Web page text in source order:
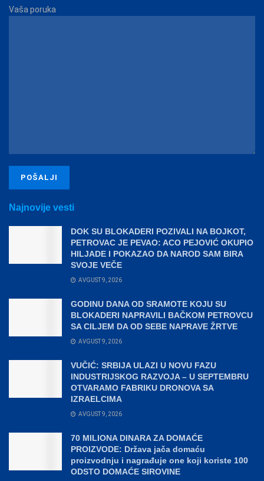
Vaša poruka
Najnovije vesti
DOK SU BLOKADERI POZIVALI NA BOJKOT,
PETROVAC JE PEVAO: ACO PEJOVIĆ OKUPIO
HILJADE I POKAZAO DA NAROD SAM BIRA
SVOJE VEČE
AVGUST 9, 2026
GODINU DANA OD SRAMOTE KOJU SU
BLOKADERI NAPRAVILI BAČKOM PETROVCU
SA CILJEM DA OD SEBE NAPRAVE ŽRTVE
AVGUST 9, 2026
VUČIĆ: SRBIJA ULAZI U NOVU FAZU
INDUSTRIJSKOG RAZVOJA – U SEPTEMBRU
OTVARAMO FABRIKU DRONOVA SA
IZRAELCIMA
AVGUST 9, 2026
70 MILIONA DINARA ZA DOMAĆE
PROIZVODE: Država jača domaću
proizvodnju i nagrađuje one koji koriste 100
ODSTO DOMAĆE SIROVINE